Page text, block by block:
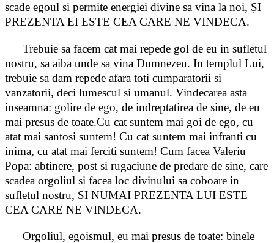
scade egoul si permite energiei divine sa vina la noi, ȘI
PREZENTA EI ESTE CEA CARE NE VINDECA.
Trebuie sa facem cat mai repede gol de eu in sufletul
nostru, sa aiba unde sa vina Dumnezeu. In templul Lui,
trebuie sa dam repede afara toti cumparatorii si
vanzatorii, deci lumescul si umanul. Vindecarea asta
inseamna: golire de ego, de indreptatirea de sine, de eu
mai presus de toate.Cu cat suntem mai goi de ego, cu
atat mai santosi suntem! Cu cat suntem mai infranti cu
inima, cu atat mai ferciti suntem! Cum facea Valeriu
Popa: abtinere, post si rugaciune de predare de sine, care
scadea orgoliul si facea loc divinului sa coboare in
sufletul nostru, SI NUMAI PREZENTA LUI ESTE
CEA CARE NE VINDECA.
Orgoliul, egoismul, eu mai presus de toate: binele